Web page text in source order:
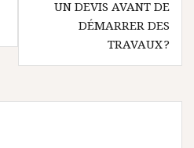
UN DEVIS AVANT DE
DÉMARRER DES
TRAVAUX ?